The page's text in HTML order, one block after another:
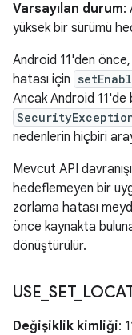
Varsayılan durum:
yüksek bir sürümü
Android 11'den önce,
hatası için
Ancak Android
nedenlerin hiçbiri
Mevcut API
hedeflemeyen bir
zorlama hatası
önce kaynakta
dönüştürülür.
USE SET_
Değişiklik kimliği: